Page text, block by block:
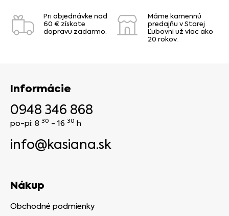
Pri objednávke nad
60 € získate
dopravu zadarmo.
Máme kamennú
predajňu v Starej
Ľubovni už viac ako
20 rokov.
Informácie
0948 346 868
po-pi: 8 30 - 16 30 h
info@kasiana.sk
Nákup
Obchodné podmienky